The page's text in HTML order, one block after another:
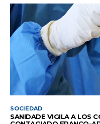
SOCIEDAD
SANIDADE VIGILA A LOS